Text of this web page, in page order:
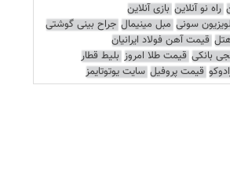
راه نو آنلاین بازی آنلاین
سونی مبل مینیمال جراح بینی گوشتی
قیمت آهن فولاد ایرانیان
بانکی قیمت طلا امروز بلیط قطار
قیمت پروفیل سایت یوتوتایمز